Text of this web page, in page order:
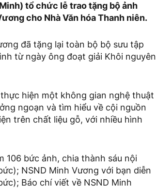
tổ chức lễ trao tặng bộ ảnh
cho Nhà Văn hóa Thanh niên.
đã tặng lại toàn bộ bộ sưu tập
từ ngày ông đoạt giải Khôi nguyên
hiện một không gian nghệ thuật
ngoạn và tìm hiểu về cội nguồn
trên chất liệu gỗ, với nhiều hình
106 bức ảnh, chia thành sáu nội
NSND Minh Vương với bạn diễn
Báo chí viết về NSND Minh